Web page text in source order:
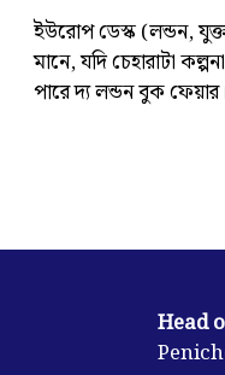
ইউরোপ ডেস্ক (লন্ডন,
মানে, যদি চেহারাটা
পারে দ্য লন্ডন বুক
Head